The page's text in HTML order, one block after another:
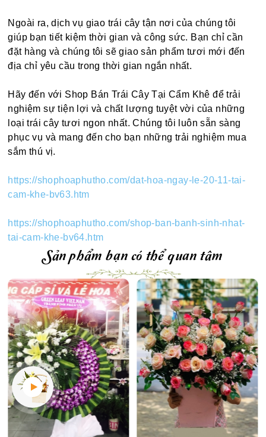
Ngoài ra, dịch vụ giao trái cây tận nơi của chúng tôi
giúp bạn tiết kiệm thời gian và công sức. Bạn chỉ cần
đặt hàng và chúng tôi sẽ giao sản phẩm tươi mới đến
địa chỉ yêu cầu trong thời gian ngắn nhất.
Hãy đến với Shop Bán Trái Cây Tại Cẩm Khê để trải
nghiệm sự tiện lợi và chất lượng tuyệt vời của những
loại trái cây tươi ngon nhất. Chúng tôi luôn sẵn sàng
phục vụ và mang đến cho bạn những trải nghiệm mua
sắm thú vị.
https://shophoaphutho.com/dat-hoa-ngay-le-20-11-tai-
cam-khe-bv63.htm
https://shophoaphutho.com/shop-ban-banh-sinh-nhat-
tai-cam-khe-bv64.htm
Sản phẩm bạn có thể quan tâm